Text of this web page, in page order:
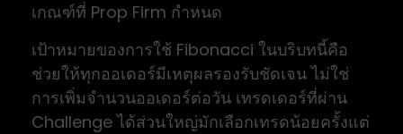
เกณฑ์ที่ Prop Firm กำหนด
เป้าหมายของการใช้ Fibonacci ในบริบทนี้คือ
ช่วยให้ทุกออเดอร์มีเหตุผลรองรับชัดเจน ไม่ใช่
การเพิ่มจำนวนออเดอร์ต่อวัน เทรดเดอร์ที่ผ่าน
Challenge ได้ส่วนใหญ่มักเลือกเทรดน้อยครั้งแต่